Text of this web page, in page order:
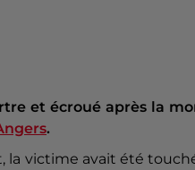
et écroué après la
.
la victime avait été